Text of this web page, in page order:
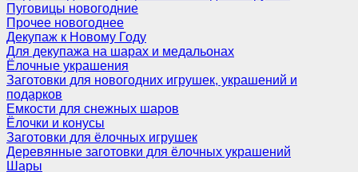
Пуговицы новогодние
Прочее новогоднее
Декупаж к Новому Году
Для декупажа на шарах и медальонах
Ёлочные украшения
Заготовки для новогодних игрушек, украшений и
подарков
Емкости для снежных шаров
Ёлочки и конусы
Заготовки для ёлочных игрушек
Деревянные заготовки для ёлочных украшений
Шары